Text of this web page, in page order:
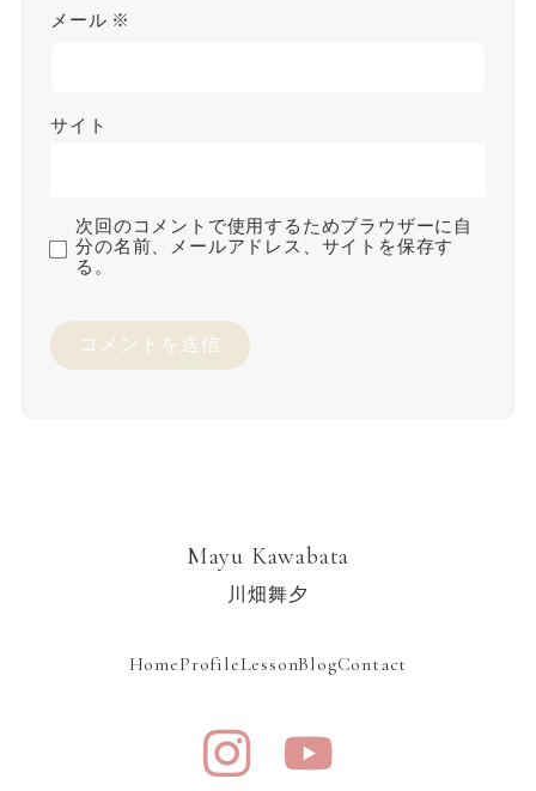
メール ※
サイト
次回のコメントで使用するためブラウザーに自
分の名前、メールアドレス、サイトを保存す
る。
Mayu Kawabata
川畑舞夕
HomeProfileLessonBlogContact